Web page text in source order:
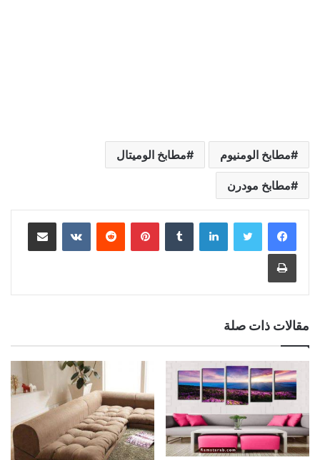
مطابخ الومنيوم مطابخ الوميتال
مطابخ مودرن
لينكدإن بينتيريست مشاركة عبر البريد
طباعة
مقالات ذات صلة